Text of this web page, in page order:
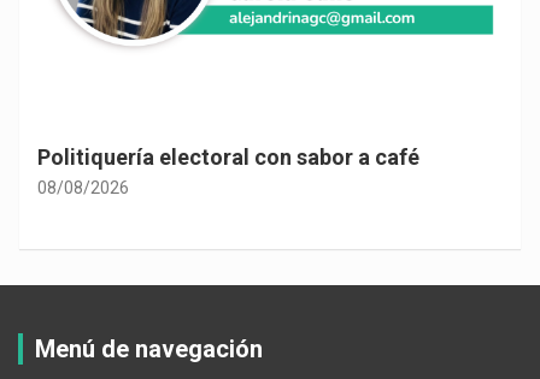
Politiquería electoral con sabor a café
08/08/2026
Menú de navegación